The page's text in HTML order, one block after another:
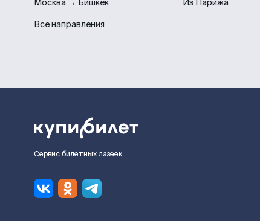
Москва → Бишкек
Все направления
Из Парижа
Сервис билетных лазеек